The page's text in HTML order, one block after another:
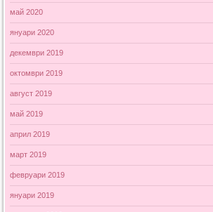
май 2020
януари 2020
декември 2019
октомври 2019
август 2019
май 2019
април 2019
март 2019
февруари 2019
януари 2019